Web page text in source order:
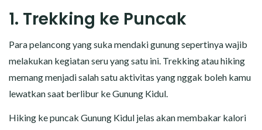
1. Trekking ke Puncak
Para pelancong yang suka mendaki gunung sepertinya wajib
melakukan kegiatan seru yang satu ini. Trekking atau hiking
memang menjadi salah satu aktivitas yang nggak boleh kamu
lewatkan saat berlibur ke Gunung Kidul.
Hiking ke puncak Gunung Kidul jelas akan membakar kalori